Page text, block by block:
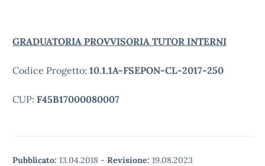
GRADUATORIA PROVVISORIA TUTOR INTERNI
Codice Progetto: 10.1.1A-FSEPON-CL-2017-250
CUP: F45B17000080007
Pubblicato: 13.04.2018 - Revisione: 19.08.2023